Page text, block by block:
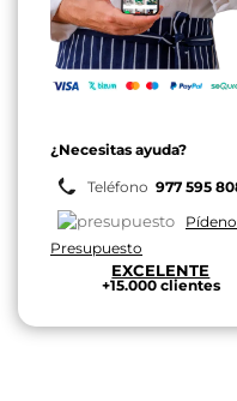
¿Necesitas ayuda?
Teléfono 977 595
Presupuesto
EXCELENTE
+15.000 clientes